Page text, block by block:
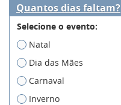
Quantos dias faltam?
Selecione o evento:
Natal
Dia das Mães
Carnaval
Inverno